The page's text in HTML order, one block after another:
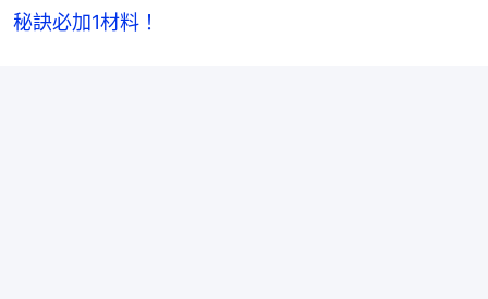
秘訣必加1材料！